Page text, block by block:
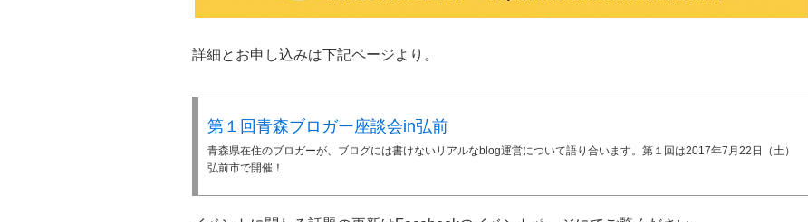
詳細とお申し込みは下記ページより。
第１回青森ブロガー座談会in弘前
青森県在住のブロガーが、ブログには書けないリアルなblog運営について語り合います。第１回は2017年7月22日（土）
弘前市で開催！